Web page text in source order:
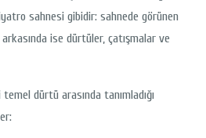
sahnesi gibidir: sahnede görünen
ise dürtüler, çatışmalar ve
temel dürtü arasında tanımladığı